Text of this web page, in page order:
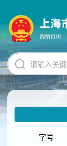
碍
操
明
跳
转
到
网
字号